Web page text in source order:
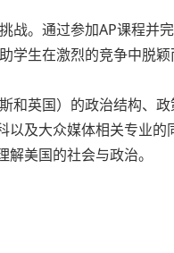
。通过参加AP课程
生在激烈的竞争中脱颖
英国）的政治结构、
及大众媒体相关专业
美国的社会与政治。